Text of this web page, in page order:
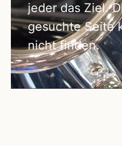
jeder das Ziel.
gesuchte Seite
nicht finden.